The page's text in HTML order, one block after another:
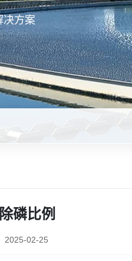
决方案
磷比例
2025-02-25